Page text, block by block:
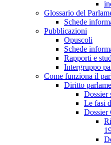
Glossario del
Schede
Pubblicazioni
Opuscoli
Schede
Rapporti e
Intergruppo
Come funziona il
Diritto
Dossier
Le fasi
Dossier